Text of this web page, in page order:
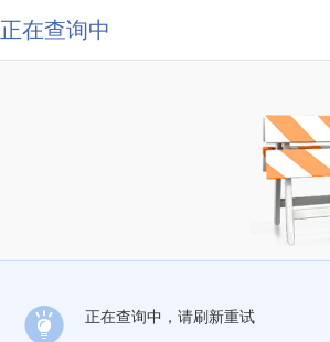
正在查询中
正在查询中，请刷新重试